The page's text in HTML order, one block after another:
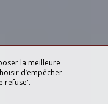
la meilleure
d’empêcher
refuse'.